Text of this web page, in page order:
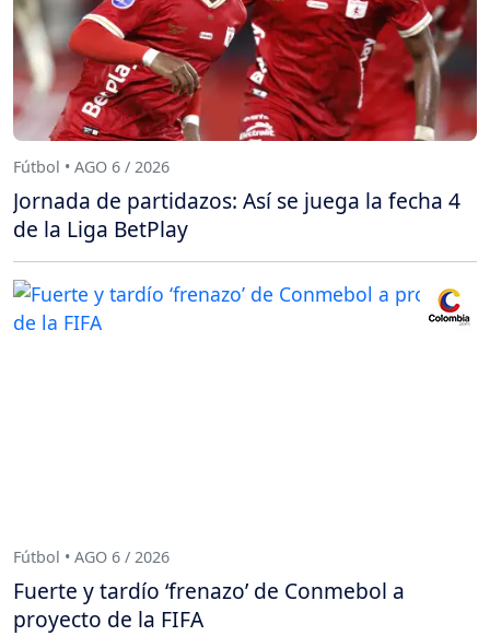
Fútbol • AGO 6 / 2026
Jornada de partidazos: Así se juega la fecha 4
de la Liga BetPlay
Fútbol • AGO 6 / 2026
Fuerte y tardío ‘frenazo’ de Conmebol a
proyecto de la FIFA